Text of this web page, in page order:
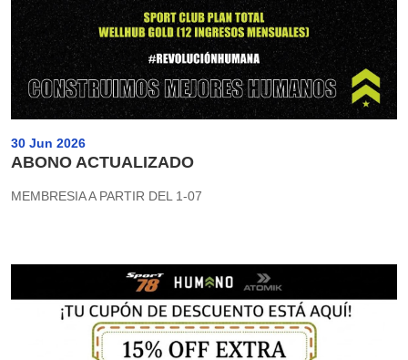
30 Jun 2026
ABONO ACTUALIZADO
MEMBRESIA A PARTIR DEL 1-07